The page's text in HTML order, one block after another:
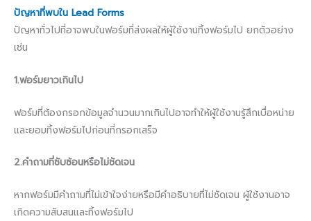
ปัญหาที่พบใน Lead Forms
ปัญหาทั่วไปที่อาจพบในฟอร์มที่ส่งผลให้ผู้ใช้งานทิ้งฟอร์มไป ยกตัวอย่าง
เช่น
1.ฟอร์มยาวเกินไป
ฟอร์มที่ต้องกรอกข้อมูลจำนวนมากเกินไปอาจทำให้ผู้ใช้งานรู้สึกเบื่อหน่าย
และยอมทิ้งฟอร์มไปก่อนที่กรอกเสร็จ
2.คำถามที่ซับซ้อนหรือไม่ชัดเจน
หากฟอร์มมีคำถามที่ไม่เข้าใจง่ายหรือมีคำอธิบายที่ไม่ชัดเจน ผู้ใช้งานอาจ
เกิดความสับสนและทิ้งฟอร์มไป